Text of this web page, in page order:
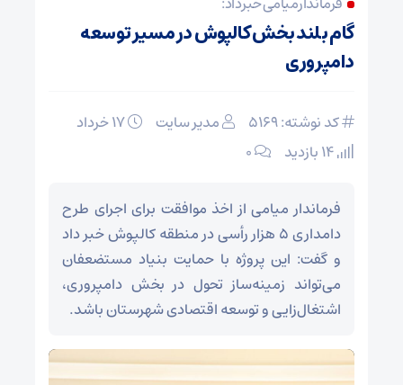
گام بلند بخش کالپوش در مسیر توسعه
دامپروری
کد نوشته: 5169 مدیر سایت
۰
فرماندار میامی از اخذ موافقت برای اجرای طرح
دامداری ۵ هزار رأسی در منطقه کالپوش خبر داد
و گفت: این پروژه با حمایت بنیاد مستضعفان
می‌تواند زمینه‌ساز تحول در بخش دامپروری،
اشتغال‌زایی و توسعه اقتصادی شهرستان باشد.